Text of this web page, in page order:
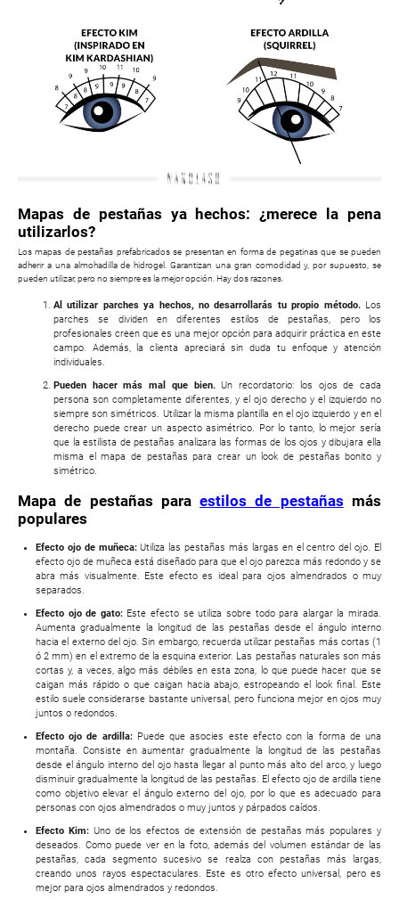
Mapas de pestañas ya hechos: ¿merece la pena
utilizarlos?
Los mapas de pestañas prefabricados se presentan en forma de pegatinas que se pueden
adherir a una almohadilla de hidrogel. Garantizan una gran comodidad y, por supuesto, se
pueden utilizar, pero no siempre es la mejor opción. Hay dos razones.
Al utilizar parches ya hechos, no desarrollarás tu propio método.Los
parches se dividen en diferentes estilos de pestañas, pero los
profesionales creen que es una mejor opción para adquirir práctica en este
campo. Además, la clienta apreciará sin duda tu enfoque y atención
individuales.
Pueden hacer más mal que bien.Un recordatorio: los ojos de cada
persona son completamente diferentes, y el ojo derecho y el izquierdo no
siempre son simétricos. Utilizar la misma plantilla en el ojo izquierdo y en el
derecho puede crear un aspecto asimétrico. Por lo tanto, lo mejor sería
que la estilista de pestañas analizara las formas de los ojos y dibujara ella
misma el mapa de pestañas para crear un look de pestañas bonito y
simétrico.
Mapa de pestañas paraestilos de pestañas más
populares
Efecto ojo de muñeca:Utiliza las pestañas más largas en el centro del ojo. El
efecto ojo de muñeca está diseñado para que el ojo parezca más redondo y se
abra más visualmente. Este efecto es ideal para ojos almendrados o muy
separados.
Efecto ojo de gato:Este efecto se utiliza sobre todo para alargar la mirada.
Aumenta gradualmente la longitud de las pestañas desde el ángulo interno
hacia el externo del ojo. Sin embargo, recuerda utilizar pestañas más cortas (1
ó 2 mm) en el extremo de la esquina exterior. Las pestañas naturales son más
cortas y, a veces, algo más débiles en esta zona, lo que puede hacer que se
caigan más rápido o que caigan hacia abajo, estropeando el look final. Este
estilo suele considerarse bastante universal, pero funciona mejor en ojos muy
juntos o redondos.
Efecto ojo de ardilla:Puede que asocies este efecto con la forma de una
montaña. Consiste en aumentar gradualmente la longitud de las pestañas
desde el ángulo interno del ojo hasta llegar al punto más alto del arco, y luego
disminuir gradualmente la longitud de las pestañas. El efecto ojo de ardilla tiene
como objetivo elevar el ángulo externo del ojo, por lo que es adecuado para
personas con ojos almendrados o muy juntos y párpados caídos.
Efecto Kim:Uno de los efectos de extensión de pestañas más populares y
deseados. Como puede ver en la foto, además del volumen estándar de las
pestañas, cada segmento sucesivo se realza con pestañas más largas,
creando unos rayos espectaculares. Este es otro efecto universal, pero es
mejor para ojos almendrados y redondos.